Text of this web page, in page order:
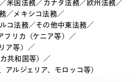
米国法務／カナダ法務／欧州法務／
／メキシコ法務／
ルコ法務／その他中東法務／
フリカ（ケニア等） ／
ア等） ／
共和国等） ／
アルジェリア、モロッコ等）